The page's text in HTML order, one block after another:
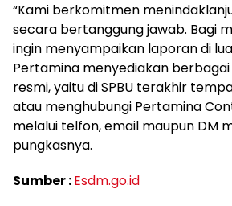
“Kami berkomitmen
secara bertanggung jawab. Bagi
ingin menyampaikan laporan di
Pertamina menyediakan
resmi, yaitu di SPBU terakhir
atau menghubungi Pertamina
melalui telfon, email maupun DM
pungkasnya.
Sumber :Esdm.go.id